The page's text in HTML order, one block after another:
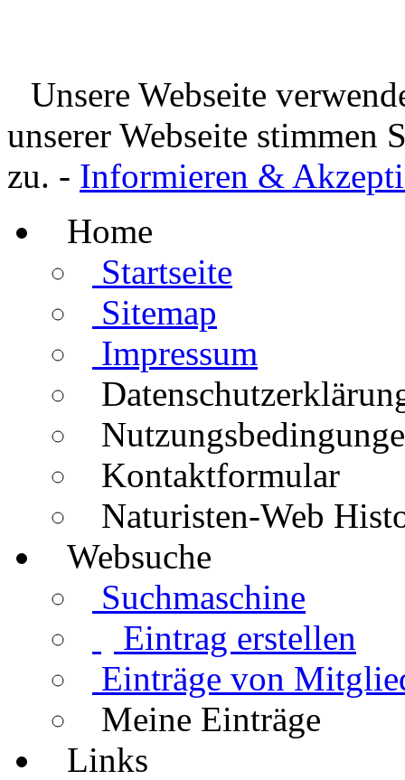
Unsere Webseite
unserer Webseite stimmen
zu. - Informieren &
Home
Startseite
Sitemap
Impressum
Kontaktformular
Naturisten-Web
Websuche
Suchmaschine
Eintrag erstellen
Einträge von
Meine Einträge
Links